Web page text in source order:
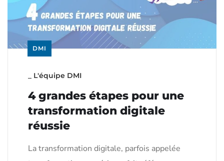
DMI
L'équipe DMI
4 grandes étapes pour une
transformation digitale
réussie
La transformation digitale, parfois appelée